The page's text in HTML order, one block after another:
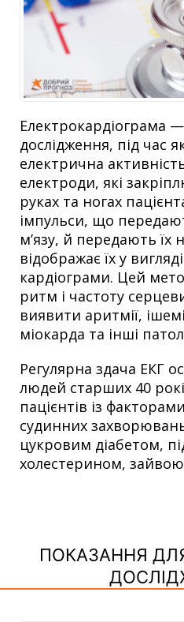
Електрокардіограма
дослідження, під час
електрична
електроди, які
руках та ногах
імпульси, що
м’язу, й передають їх
відображає їх у
кардіограми. Цей
ритм і частоту
виявити аритмії,
міокарда та інші
Регулярна здача ЕКГ
людей старших 40
пацієнтів із
судинних
цукровим діабетом,
холестерином,
ПОКАЗАННЯ